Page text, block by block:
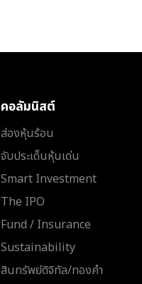
คอลัมนิสต์
ส่องหุ้นร้อน
จับประเด็นหุ้นเด่น
Smart Investment
The IPO
Fund / Insurance
Sustainability
สินทรัพย์ดิจิทัล/ทองคำ